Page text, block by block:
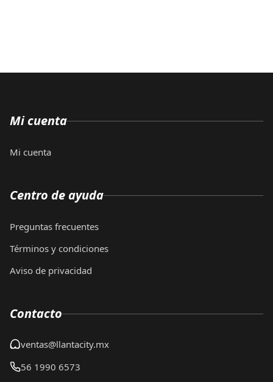
Mi cuenta
Mi cuenta
Centro de ayuda
Preguntas frecuentes
Términos y condiciones
Aviso de privacidad
Contacto
ventas@llantacity.mx
56 1990 6573